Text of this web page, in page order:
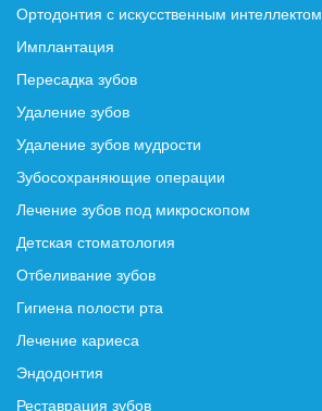
Ортодонтия с искусственным интеллектом
Имплантация
Пересадка зубов
Удаление зубов
Удаление зубов мудрости
Зубосохраняющие операции
Лечение зубов под микроскопом
Детская стоматология
Отбеливание зубов
Гигиена полости рта
Лечение кариеса
Эндодонтия
Реставрация зубов